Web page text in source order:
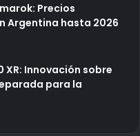
Precios
Argentina hasta 2026
XR: Innovación sobre
para la